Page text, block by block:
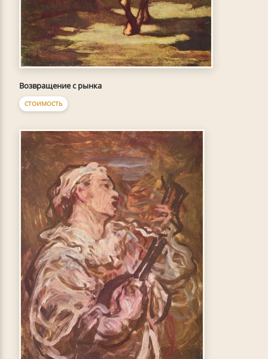
Возвращение с рынка
СТОИМОСТЬ